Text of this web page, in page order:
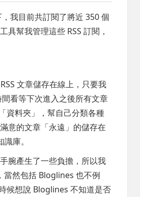
我目前共訂閱了將近 350 個
具幫我管理這些 RSS 訂閱，
文章儲存在線上，只要我
看等下次進入之後所有文章
資料夾」，幫自己分類各種
意的文章「永遠」的儲存在
庫。
腕產生了一些負擔，所以我
當然包括 Bloglines 也不例
候想說 Bloglines 不知道是否